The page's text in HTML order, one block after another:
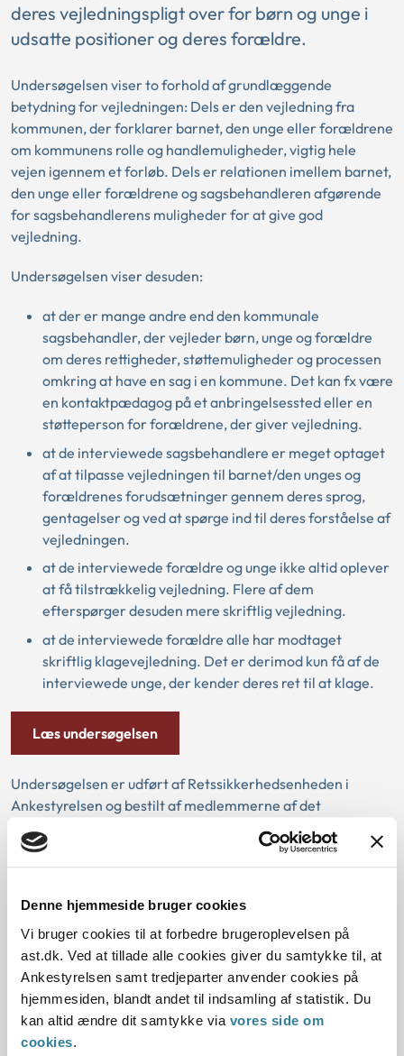
Denne hjemmeside bruger cookies
Vi bruger cookies til at forbedre brugeroplevelsen på
ast.dk. Ved at tillade alle cookies giver du samtykke til, at
Ankestyrelsen samt tredjeparter anvender cookies på
hjemmesiden, blandt andet til indsamling af statistik. Du
kan altid ændre dit samtykke via vores side om
cookies.
deres vejledningspligt over for børn og unge i
udsatte positioner og deres forældre.
Undersøgelsen viser to forhold af grundlæggende
betydning for vejledningen: Dels er den vejledning fra
kommunen, der forklarer barnet, den unge eller forældrene
om kommunens rolle og handlemuligheder, vigtig hele
vejen igennem et forløb. Dels er relationen imellem barnet,
den unge eller forældrene og sagsbehandleren afgørende
for sagsbehandlerens muligheder for at give god
vejledning.
Undersøgelsen viser desuden:
at der er mange andre end den kommunale
sagsbehandler, der vejleder børn, unge og forældre
om deres rettigheder, støttemuligheder og processen
omkring at have en sag i en kommune. Det kan fx være
en kontaktpædagog på et anbringelsessted eller en
støtteperson for forældrene, der giver vejledning.
at de interviewede sagsbehandlere er meget optaget
af at tilpasse vejledningen til barnet/den unges og
forældrenes forudsætninger gennem deres sprog,
gentagelser og ved at spørge ind til deres forståelse af
vejledningen.
at de interviewede forældre og unge ikke altid oplever
at få tilstrækkelig vejledning. Flere af dem
efterspørger desuden mere skriftlig vejledning.
at de interviewede forældre alle har modtaget
skriftlig klagevejledning. Det er derimod kun få af de
interviewede unge, der kender deres ret til at klage.
Læs undersøgelsen
Undersøgelsen er udført af Retssikkerhedsenheden i
Ankestyrelsen og bestilt af medlemmerne af det
rådgivende organ, som består af repræsentanter fra:
Kommunernes Landsforening
Børnerådet
JUSTITIA
Den Uvildige Konsulentordning på Handicapområdet
Institut for Menneskerettigheder